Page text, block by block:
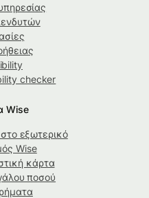
checker
Wise
εξωτερικό
Wise
κάρτα
ποσού